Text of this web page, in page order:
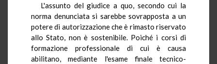
L'assunto del giudice a quo, secondo cui la
norma denunciata si sarebbe sovrapposta a un
potere di autorizzazione che è rimasto riservato
allo Stato, non è sostenibile. Poiché i corsi di
formazione professionale di cui è causa
abilitano, mediante l'esame finale tecnico-